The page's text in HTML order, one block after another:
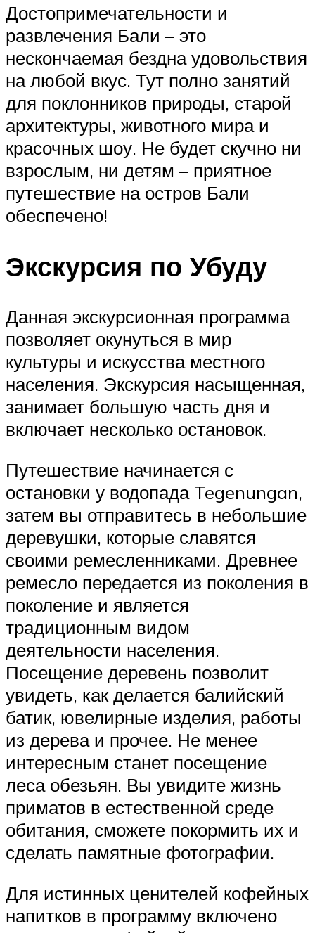
Достопримечательности и
развлечения Бали – это
нескончаемая бездна удовольствия
на любой вкус. Тут полно занятий
для поклонников природы, старой
архитектуры, животного мира и
красочных шоу. Не будет скучно ни
взрослым, ни детям – приятное
путешествие на остров Бали
обеспечено!
Экскурсия по Убуду
Данная экскурсионная программа
позволяет окунуться в мир
культуры и искусства местного
населения. Экскурсия насыщенная,
занимает большую часть дня и
включает несколько остановок.
Путешествие начинается с
остановки у водопада Tegenungan,
затем вы отправитесь в небольшие
деревушки, которые славятся
своими ремесленниками. Древнее
ремесло передается из поколения в
поколение и является
традиционным видом
деятельности населения.
Посещение деревень позволит
увидеть, как делается балийский
батик, ювелирные изделия, работы
из дерева и прочее. Не менее
интересным станет посещение
леса обезьян. Вы увидите жизнь
приматов в естественной среде
обитания, сможете покормить их и
сделать памятные фотографии.
Для истинных ценителей кофейных
напитков в программу включено